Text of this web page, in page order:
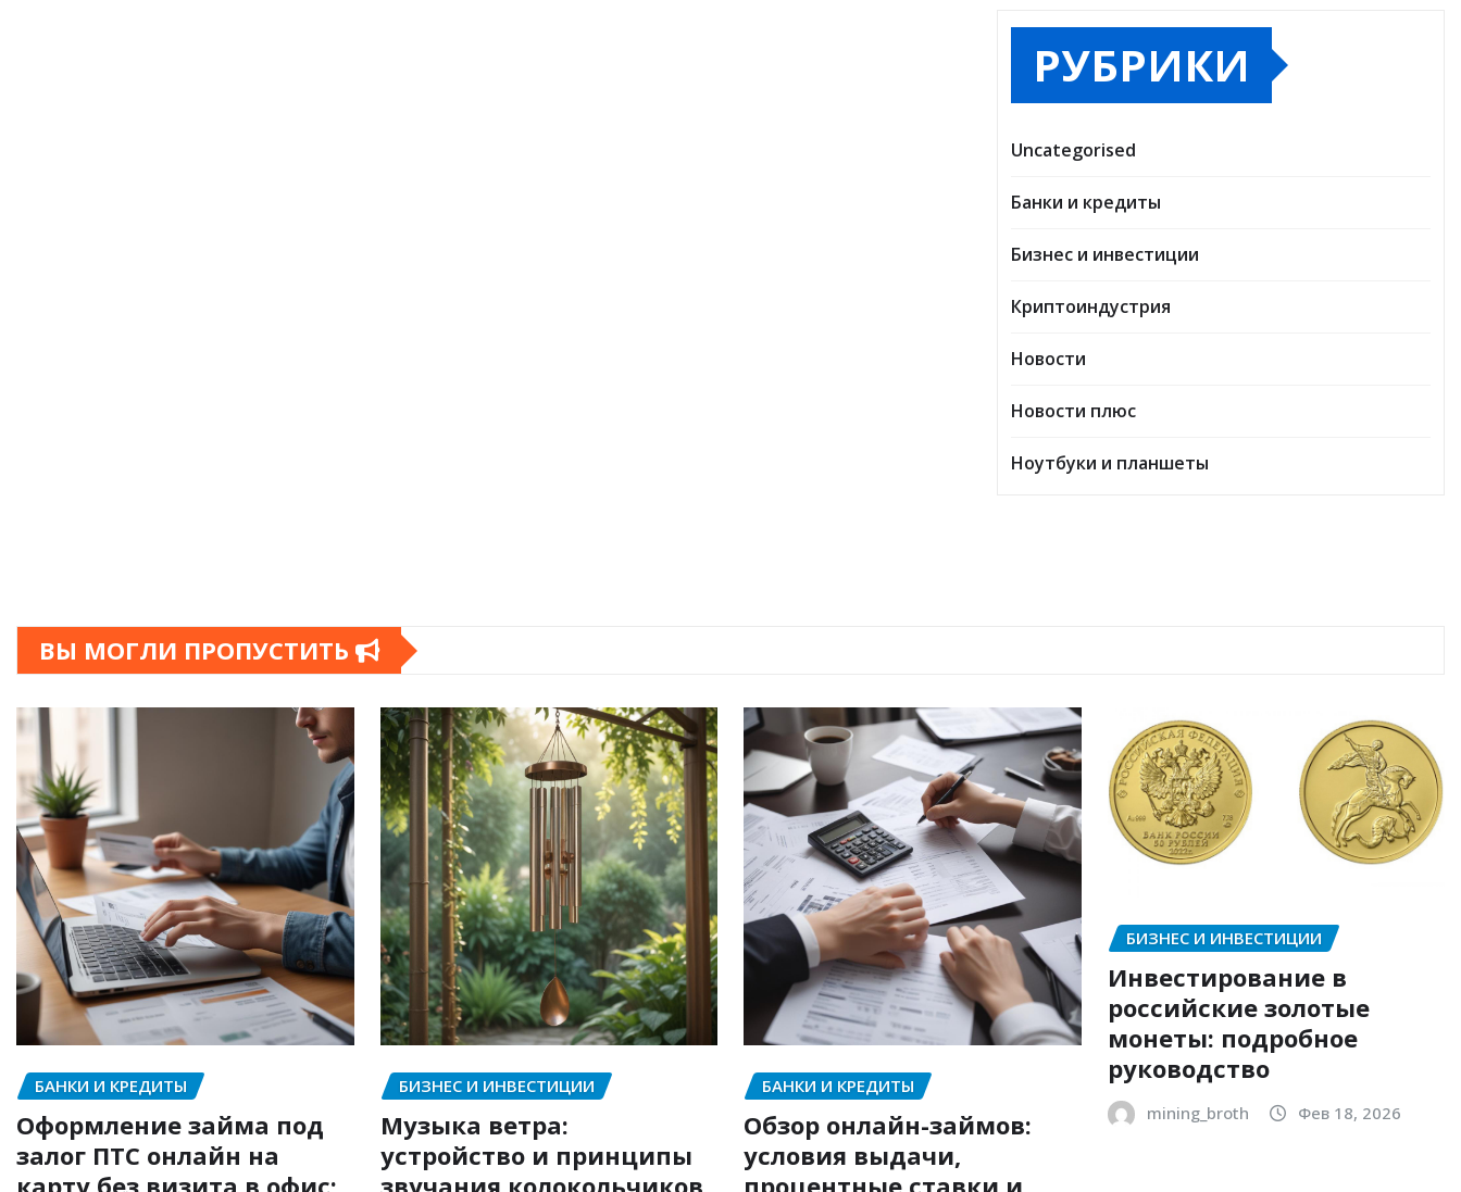
РУБРИКИ
Uncategorised
Банки и кредиты
Бизнес и инвестиции
Криптоиндустрия
Новости
Новости плюс
Ноутбуки и планшеты
ВЫ МОГЛИ ПРОПУСТИТЬ
БАНКИ И КРЕДИТЫ
Оформление займа под
залог ПТС онлайн на
БИЗНЕС И ИНВЕСТИЦИИ
Музыка ветра:
устройство и принципы
БАНКИ И КРЕДИТЫ
Обзор онлайн-займов:
условия выдачи,
БИЗНЕС И ИНВЕСТИЦИИ
Инвестирование в
российские золотые
монеты: подробное
руководство
mining_broth Фев 18, 2026